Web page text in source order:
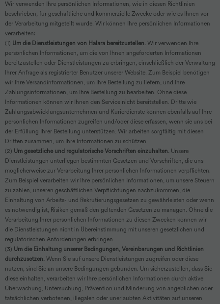
Wir verwenden Ihre persönlichen Informationen, wie in diesen Richtlinien
beschrieben, für geschäftliche und kommerzielle Zwecke oder wie es Ihnen vor
der Verarbeitung mitgeteilt wurde. Wir können Ihre persönlichen Informationen
verarbeiten:
(1) Um die Dienstleistungen von Halara bereitzustellen. Wir verwenden Ihre
persönlichen Informationen, um die von Ihnen angeforderten Informationen
bereitzustellen oder Dienstleistungen zu erbringen, einschließlich der Verwaltung
Ihrer Anfrage als registrierter Benutzer unserer Website. Zum Beispiel benötigen
wir Ihre Versandinformationen, um Ihre Bestellung zu liefern, und Ihre
Zahlungsinformationen, um Ihre Bestellung zu bearbeiten. Ohne diese
Informationen können wir Ihnen den Service nicht bereitstellen. Dritte wie
Zahlungsabwicklungsunternehmen und Kurierdienste können ebenfalls auf Ihre
persönlichen Informationen zugreifen und/oder diese erfassen, wenn sie uns bei
der Erfüllung Ihrer Bestellung unterstützen. Wir arbeiten sorgfältig mit diesen
Dritten zusammen, um Ihre Informationen zu schützen.
(2) Um gesetzliche und regulatorische Vorschriften einzuhalten. Unsere
Dienstleistungen unterliegen bestimmten Gesetzen und Vorschriften, die uns
möglicherweise zur Verarbeitung Ihrer persönlichen Informationen verpflichten.
Zum Beispiel verarbeiten wir Ihre persönlichen Informationen, um unsere Steuern
zu zahlen, unseren geschäftlichen Verpflichtungen nachzukommen, die
Einhaltung von Arbeits- und Rekrutierungsgesetzen zu gewährleisten oder wenn
es notwendig ist, Risiken gemäß den geltenden Gesetzen zu managen. Ohne die
Verarbeitung Ihrer persönlichen Informationen zu diesen Zwecken können wir
die Dienstleistungen nicht in Übereinstimmung mit unseren gesetzlichen und
regulatorischen Anforderungen erbringen.
(3) Um die Einhaltung unserer Bedingungen, Vereinbarungen und Richtlinien
durchzusetzen. Wenn Sie auf unsere Dienstleistungen zugreifen oder diese
nutzen, sind Sie an unsere Bedingungen gebunden. Um sicherzustellen, dass Sie
diese einhalten, verarbeiten wir Ihre persönlichen Informationen durch aktive
Überwachung, Untersuchung, Prävention und Minderung von angeblichen oder
tatsächlichen verbotenen, illegalen oder unerlaubten Aktivitäten auf unseren